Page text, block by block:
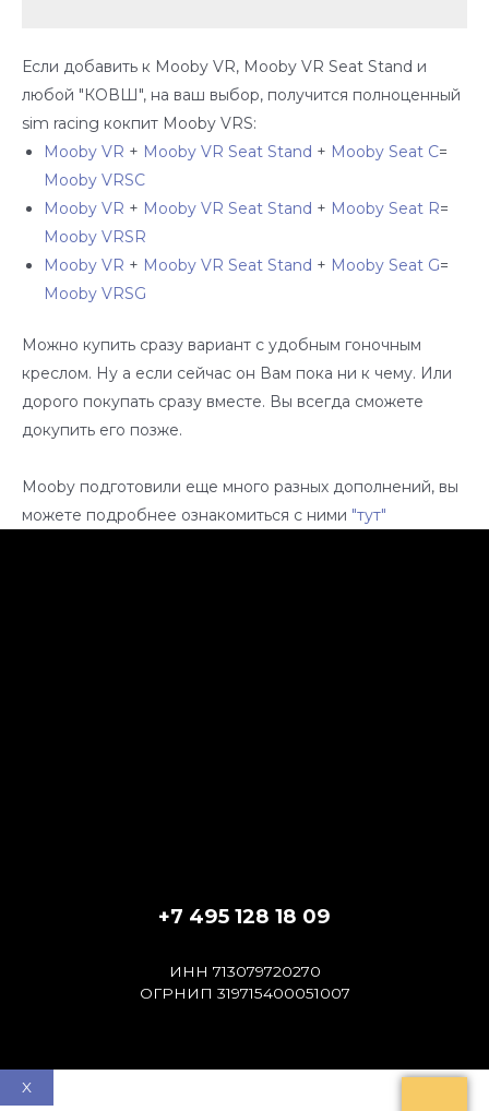
Если добавить к Mooby VR, Mooby VR Seat Stand и
любой "КОВШ", на ваш выбор, получится полноценный
sim racing кокпит Mooby VRS:
Mooby VR + Mooby VR Seat Stand + Mooby Seat C=
Mooby VRSC
Mooby VR + Mooby VR Seat Stand + Mooby Seat R=
Mooby VRSR
Mooby VR + Mooby VR Seat Stand + Mooby Seat G=
Mooby VRSG
Можно купить сразу вариант с удобным гоночным
креслом. Ну а если сейчас он Вам пока ни к чему. Или
дорого покупать сразу вместе. Вы всегда сможете
докупить его позже.
Mooby подготовили еще много разных дополнений, вы
можете подробнее ознакомиться с ними "тут"
+7 495 128 18 09
ИНН 713079720270
ОГРНИП 319715400051007
X